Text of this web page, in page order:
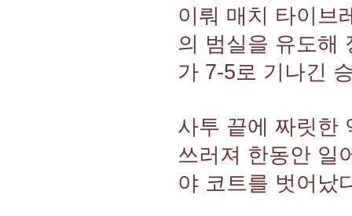
이뤄 매치 타이브
의 범실을 유도해
가 7-5로 기나긴
사투 끝에 짜릿한
쓰러져 한동안 일
야 코트를 벗어났